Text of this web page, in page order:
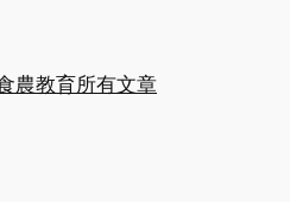
農教育所有文章